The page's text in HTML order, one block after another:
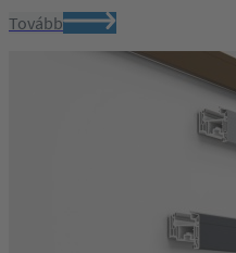
Tovább